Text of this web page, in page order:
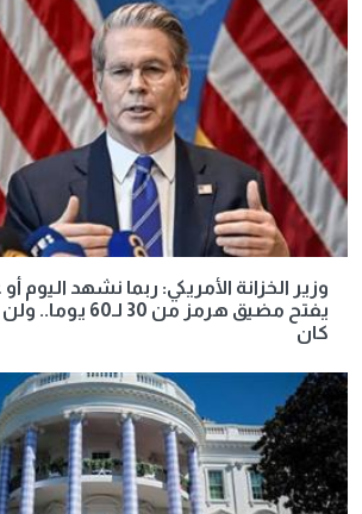
وزير الخزانة الأمريكي: ربما نشهد اليوم أو
يفتح مضيق هرمز من 30
كان